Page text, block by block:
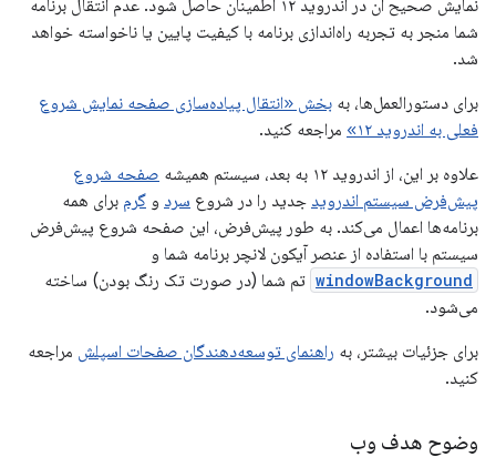
نمایش صحیح آن در اندروید ۱۲ اطمینان حاصل شود. عدم انتقال برنامه
شما منجر به تجربه راه‌اندازی برنامه با کیفیت پایین یا ناخواسته خواهد
شد.
برای دستورالعمل‌ها، به بخش «انتقال پیاده‌سازی صفحه نمایش شروع
فعلی به اندروید ۱۲»
مراجعه کنید.
علاوه بر این، از اندروید ۱۲ به بعد، سیستم همیشه
صفحه شروع
پیش‌فرض سیستم اندروید جدید را در شروع سرد و گرم برای همه
برنامه‌ها اعمال می‌کند. به طور پیش‌فرض، این صفحه شروع پیش‌فرض
سیستم با استفاده از عنصر آیکون لانچر برنامه شما و
windowBackground تم شما (در صورت تک رنگ بودن) ساخته
می‌شود.
برای جزئیات بیشتر، به راهنمای توسعه‌دهندگان صفحات اسپلش مراجعه
کنید.
وضوح هدف وب